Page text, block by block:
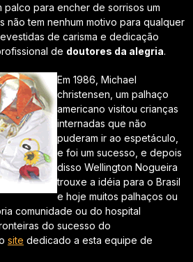
palco para encher de sorrisos um
não tem nenhum motivo para qualquer
de carisma e dedicação
de doutores da alegria.
Em 1986, Michael
christensen, um palhaço
americano visitou crianças
internadas que não
puderam ir ao espetáculo,
e foi um sucesso, e depois
disso Wellington Nogueira
trouxe a idéia para o Brasil
e hoje muitos palhaços ou
comunidade ou do hospital
do sucesso do
site dedicado a esta equipe de